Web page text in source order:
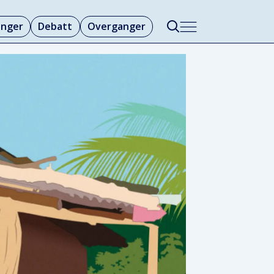
Debatt Overganger